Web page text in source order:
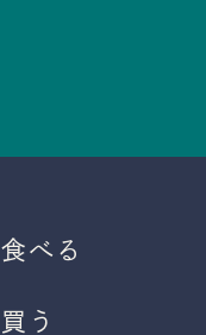
食べる
買う